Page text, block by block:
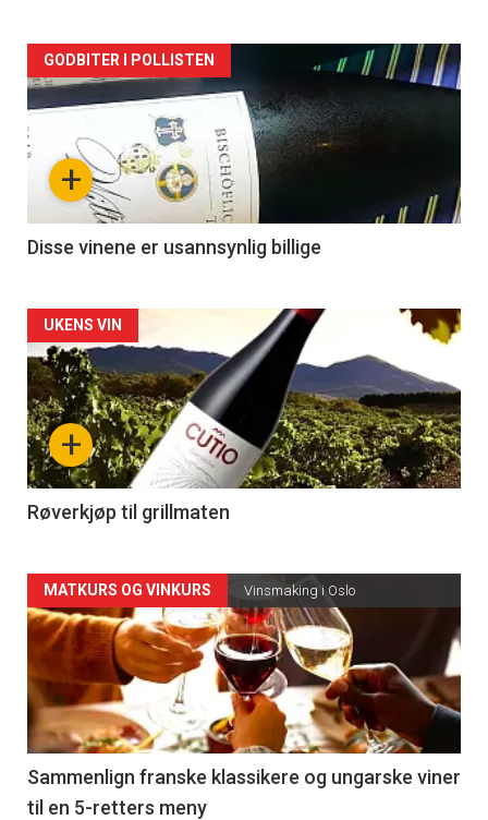
Forsiden
akkurat
nå
3
+
GODBITER I POLLISTEN
Disse vinene er usannsynlig billige
Forsiden
akkurat
nå
-
4
+
UKENS VIN
Røverkjøp til grillmaten
Forsiden
akkurat
nå
-
5
MATKURS OG VINKURS Vinsmaking i Oslo
Sammenlign franske klassikere og ungarske viner
til en 5-retters meny